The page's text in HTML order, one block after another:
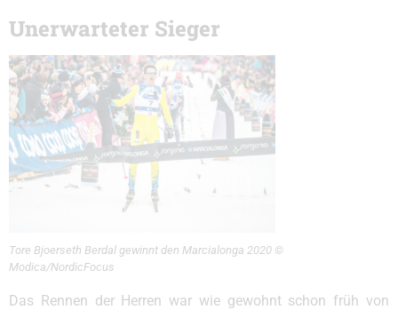
Unerwarteter Sieger
Tore Bjoerseth Berdal gewinnt den Marcialonga 2020 ©
Modica/NordicFocus
Das Rennen der Herren war wie gewohnt schon früh von